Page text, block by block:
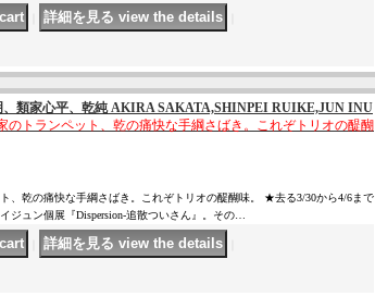
、類家心平、乾純 AKIRA SAKATA,SHINPEI RUIKE,JUN INU
のトランペット、乾の痛快な手綱さばき。これぞトリオの醍醐
、乾の痛快な手綱さばき。これぞトリオの醍醐味。 ★去る3/30から4/6まで
ジュン個展『Dispersion-追散ついさん』。その…